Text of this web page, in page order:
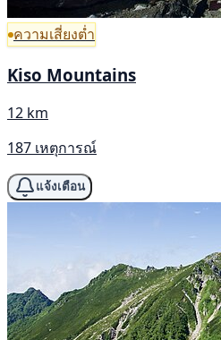
ความเสี่ยงต่ำ
Kiso Mountains
12 km
187 เหตุการณ์
แจ้งเตือน